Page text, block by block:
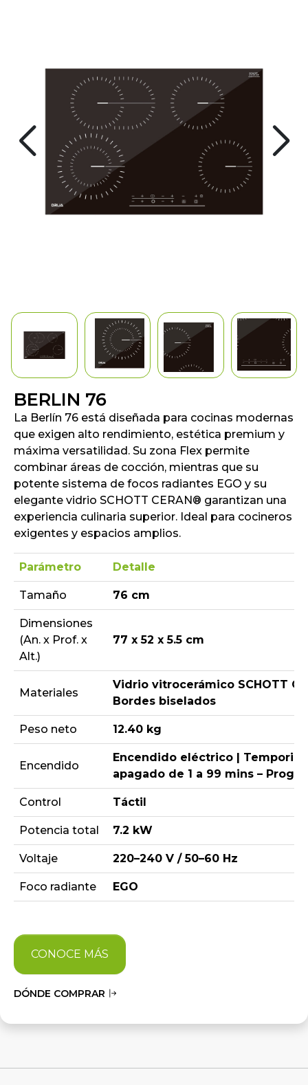
BERLIN 76
La Berlín 76 está diseñada para cocinas modernas
que exigen alto rendimiento, estética premium y
máxima versatilidad. Su zona Flex permite
combinar áreas de cocción, mientras que su
potente sistema de focos radiantes EGO y su
elegante vidrio SCHOTT CERAN® garantizan una
experiencia culinaria superior. Ideal para cocineros
exigentes y espacios amplios.
Parámetro Detalle
Tamaño 76 cm
Dimensiones
(An. x Prof. x
Alt.)
77 x 52 x 5.5 cm
Materiales
Vidrio vitrocerámico SCHOTT
Bordes biselados
Peso neto 12.40 kg
Encendido
Encendido eléctrico |
apagado de 1 a 99 mins –
Control Táctil
Potencia total 7.2 kW
Voltaje 220–240 V / 50–60 Hz
Foco radiante EGO
CONOCE MÁS
DÓNDE COMPRAR